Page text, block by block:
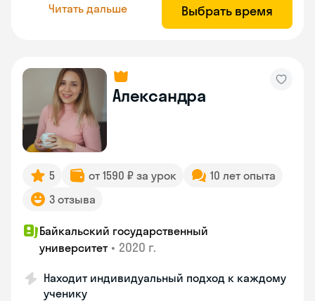
Читать дальше Выбрать время
Александра
5 от 1590 ₽ за урок
10 лет опыта
3 отзыва
Байкальский государственный
университет • 2020 г.
Находит индивидуальный подход к каждому
ученику